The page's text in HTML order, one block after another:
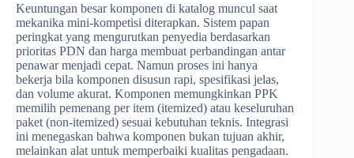
Keuntungan besar komponen di katalog muncul saat
mekanika mini-kompetisi diterapkan. Sistem papan
peringkat yang mengurutkan penyedia berdasarkan
prioritas PDN dan harga membuat perbandingan antar
penawar menjadi cepat. Namun proses ini hanya
bekerja bila komponen disusun rapi, spesifikasi jelas,
dan volume akurat. Komponen memungkinkan PPK
memilih pemenang per item (itemized) atau keseluruhan
paket (non-itemized) sesuai kebutuhan teknis. Integrasi
ini menegaskan bahwa komponen bukan tujuan akhir,
melainkan alat untuk memperbaiki kualitas pengadaan.